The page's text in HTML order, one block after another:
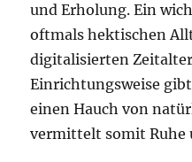
und Erholung. Ein
oftmals hektischen
digitalisierten
Einrichtungsweise
einen Hauch von
vermittelt somit Ruhe